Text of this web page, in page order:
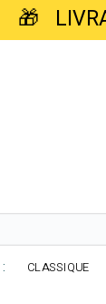
🎁
CLASSIQUE